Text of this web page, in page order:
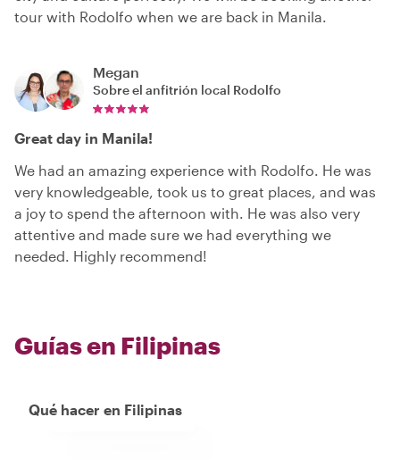
tour with Rodolfo when we are back in Manila.
Megan
Sobre el anfitrión local Rodolfo
Great day in Manila!
We had an amazing experience with Rodolfo. He was
very knowledgeable, took us to great places, and was
a joy to spend the afternoon with. He was also very
attentive and made sure we had everything we
needed. Highly recommend!
Guías en Filipinas
Qué hacer en Filipinas